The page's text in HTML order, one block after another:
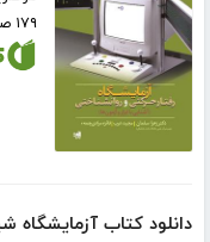
۱۷۹ صفحه
دانلود کتاب